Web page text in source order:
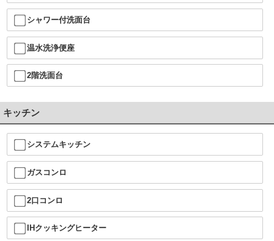
シャワー付洗面台
温水洗浄便座
2階洗面台
キッチン
システムキッチン
ガスコンロ
2口コンロ
IHクッキングヒーター